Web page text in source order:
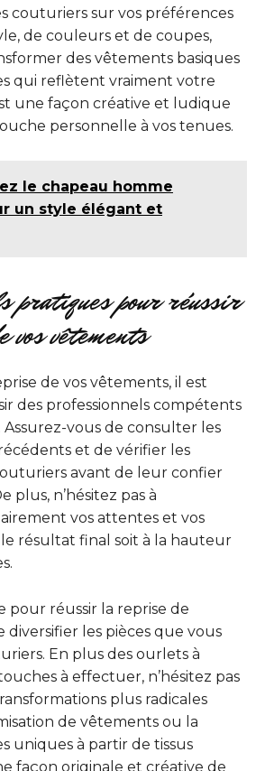
couturiers sur vos préférences
de couleurs et de coupes,
des vêtements basiques
qui reflètent vraiment votre
une façon créative et ludique
personnelle à vos tenues.
le chapeau homme
un style élégant et
pratiques pour réussir
vêtements
de vos vêtements, il est
des professionnels compétents
vous de consulter les
et de vérifier les
avant de leur confier
plus, n’hésitez pas à
vos attentes et vos
résultat final soit à la hauteur
pour réussir la reprise de
diversifier les pièces que vous
En plus des ourlets à
à effectuer, n’hésitez pas
plus radicales
de vêtements ou la
uniques à partir de tissus
façon originale et créative de